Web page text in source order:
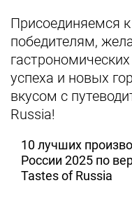
Присоединяемся
победителям,
успеха и новых
вкусом с
Russia!
10 лучших
России 2025 по
Tastes of Russia